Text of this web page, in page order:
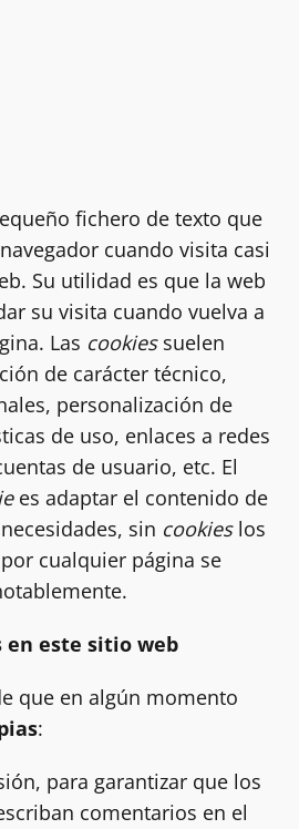
fichero de texto que
cuando visita casi
Su utilidad es que la web
su visita cuando vuelva a
Las cookiessuelen
de carácter técnico,
personalización de
de uso, enlaces a redes
de usuario, etc. El
es adaptar el contenido de
sin cookieslos
cualquier página se
en este sitio web
que en algún momento
:
para garantizar que los
comentarios en el